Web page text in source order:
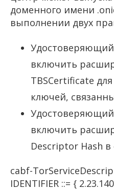
доменного имени
выполнении двух
включить
TBSCertificate
ключей,
включить
Descriptor Hash
cabf-
IDENTIFIER ::= {